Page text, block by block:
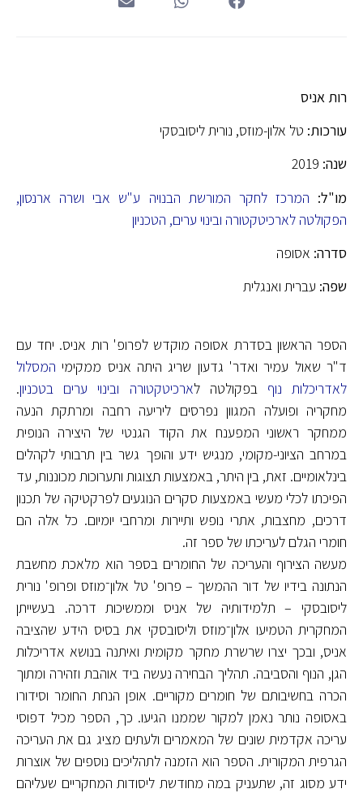
רות אניס
עורכות: טל אלון-מוזס, נורית ליסובסקי
שנה: 2019
מו"ל: המרכז לחקר המורשת הבנויה ע"ש אבי ושרה ארנסון,
הפקולטה לארכיטקטורה ובינוי ערים, הטכניון
סדרה: אסופה
שפה: עברית ואנגלית
הספר הראשון בסדרת אסופה מוקדש לפרופ' רות אניס. יחד עם
ד"ר שאול עמיר ואדר' גדעון שריג היתה אניס ממקימי המסלול
לאדריכלות נוף בפקולטה לארכיטקטורה ובינוי ערים בטכניון.
מחקריה ופועלה המגוון נפרסים ליריעה רחבה ומרתקת הנעה
ממחקר ראשוני המפענח את הקוד הגנטי של היצירה הנופית
במרחב הציוני-מקומי, מנגיש ידע והופך גשר בין תרבותי לקהלים
בינלאומיים. זאת, בין היתר, באמצעות תצוגות ותערוכות מכוננות, עד
הפיכתו לכלי מעשי באמצעות סקרים הנוגעים לפרקטיקה של תכנון
דרכים, מחצבות, אתרי נופש ותיירות ומרחבי יומיום. כל אלה הם
חומרי הגלם לעריכתו של ספר זה.
מעשה הצירוף והעריכה של החומרים בספר הוא מלאכת מחשבת
הנתונה בידיו של דור ההמשך – פרופ' טל אלון־מוזס ופרופ' נורית
ליסובסקי – תלמידותיה של אניס וממשיכות דרכה. בעשייתן
המחקרית הטמיעו אלון־מוזס וליסובסקי את בסיס הידע שהציבה
אניס, ובכך יצרו שרשרת מחקר מקומית ואיתנה בנושא אדריכלות
הגן, הנוף והסביבה. תהליך הבחירה נעשה ביד אוהבת וזהירה ומתוך
הכרה בחשיבותם של חומרים מקוריים. אופן הנחת החומר וסידורו
באסופה נותר נאמן למקור שממנו הגיעו. כך, הספר מכיל דפוסי
עריכה אקדמית שונים של המאמרים ולעתים מציג גם את העריכה
הגרפית המקורית. הספר הוא הזמנה לתהליכים נוספים של אוצרות
ידע מסוג זה, שתעניק במה מחודשת ליסודות המחקריים שעליהם